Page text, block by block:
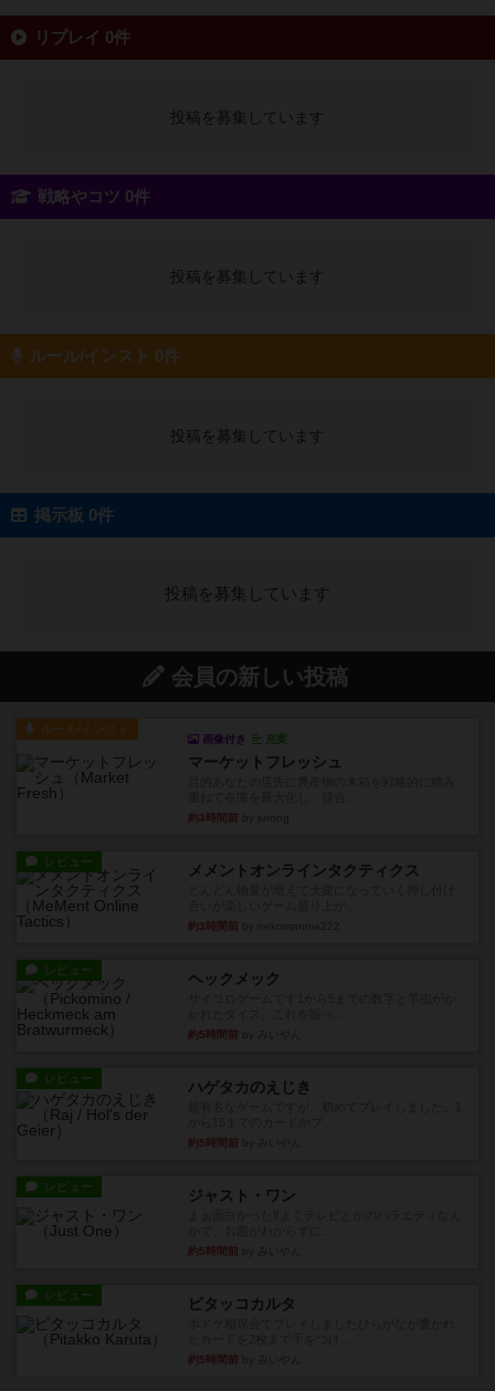
リプレイ 0件
投稿を募集しています
戦略やコツ 0件
投稿を募集しています
ルール/インスト 0件
投稿を募集しています
掲示板 0件
投稿を募集しています
会員の新しい投稿
ルール/インスト
画像付き 充実
マーケットフレッシュ
約3時間前
レビュー メメントオンラインタクティクス
約3時間前
レビュー ヘックメック
約5時間前
レビュー ハゲタカのえじき
約5時間前
レビュー ジャスト・ワン
約5時間前
レビュー ピタッコカルタ
約5時間前